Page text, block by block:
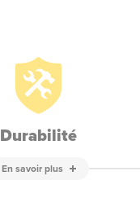
Durabilité
En savoir plus